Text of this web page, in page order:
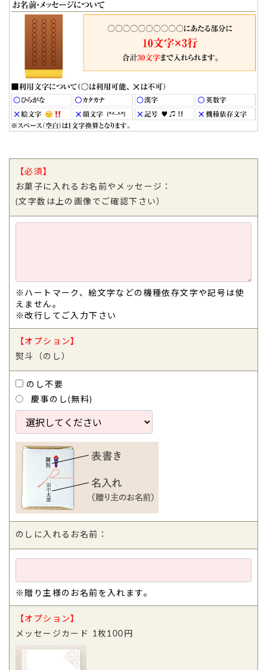
【必須】
お菓子に入れるお名前やメッセージ：
(文字数は上の画像でご確認下さい）
※ハートマーク、絵文字などの機種依存文字や記号は使
えません。
※改行してご入力下さい
【オプション】
熨斗（のし）
のし不要
慶事のし(無料)
のしに入れるお名前：
※贈り主様のお名前を入れます。
【オプション】
メッセージカード 1枚100円